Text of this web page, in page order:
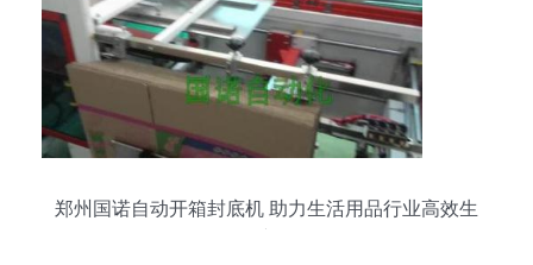
郑州国诺自动开箱封底机 助力生活用品行业高效生